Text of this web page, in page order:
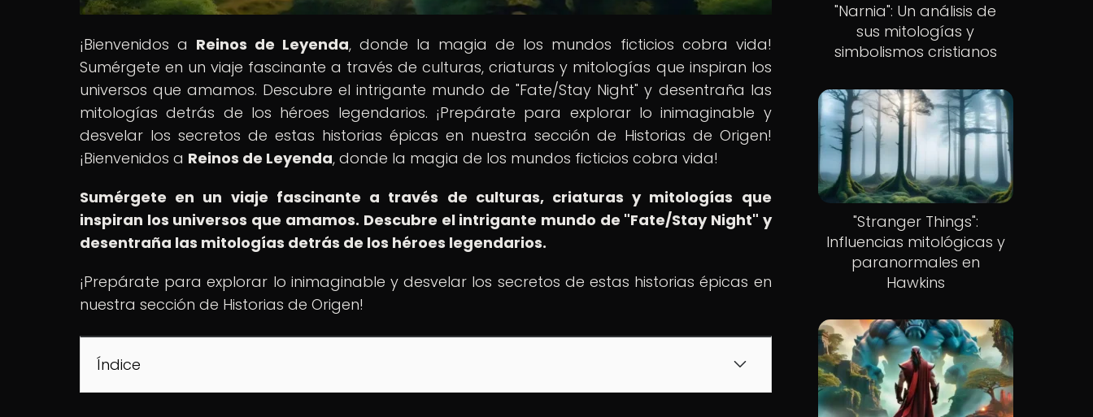
¡Bienvenidos a Reinos de Leyenda, donde la magia de los mundos ficticios cobra vida!
Sumérgete en un viaje fascinante a través de culturas, criaturas y mitologías que inspiran los
universos que amamos. Descubre el intrigante mundo de "Fate/Stay Night" y desentraña las
mitologías detrás de los héroes legendarios. ¡Prepárate para explorar lo inimaginable y
desvelar los secretos de estas historias épicas en nuestra sección de Historias de Origen!
¡Bienvenidos a Reinos de Leyenda, donde la magia de los mundos ficticios cobra vida!
Sumérgete en un viaje fascinante a través de culturas, criaturas y mitologías que
inspiran los universos que amamos. Descubre el intrigante mundo de "Fate/Stay Night" y
desentraña las mitologías detrás de los héroes legendarios.
¡Prepárate para explorar lo inimaginable y desvelar los secretos de estas historias épicas en
nuestra sección de Historias de Origen!
Índice
"Narnia": Un análisis de
sus mitologías y
simbolismos cristianos
"Stranger Things":
Influencias mitológicas y
paranormales en
Hawkins